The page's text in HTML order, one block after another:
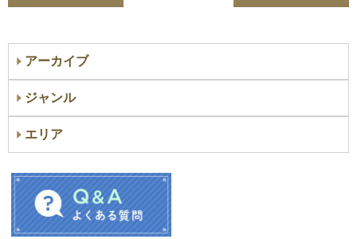
アーカイブ
ジャンル
エリア